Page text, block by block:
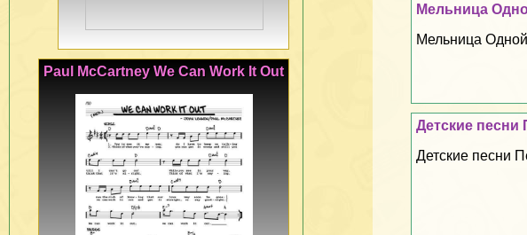
Мельница
Мельница
Детские песни
Детские песни
Paul McCartney We Can Work It Out